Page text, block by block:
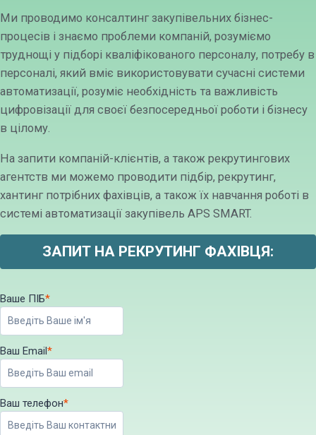
Ми проводимо консалтинг закупівельних бізнес-
процесів і знаємо проблеми компаній, розуміємо
труднощі у підборі кваліфікованого персоналу, потребу в
персоналі, який вміє використовувати сучасні системи
автоматизації, розуміє необхідність та важливість
цифровізації для своєї безпосередньої роботи і бізнесу
в цілому.
На запити компаній-клієнтів, а також рекрутингових
агентств ми можемо проводити підбір, рекрутинг,
хантинг потрібних фахівців, а також їх навчання роботі в
системі автоматизації закупівель APS SMART.
ЗАПИТ НА РЕКРУТИНГ ФАХІВЦЯ:
Ваше ПІБ*
Ваш Email *
Ваш телефон*